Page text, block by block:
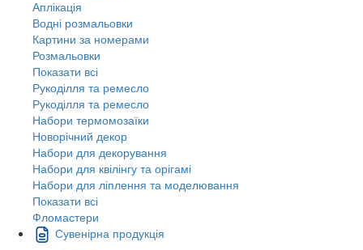
Аплікація
Водні розмальовки
Картини за номерами
Розмальовки
Показати всі
Рукоділля та ремесло
Рукоділля та ремесло
Набори термомозаїки
Новорічний декор
Набори для декорування
Набори для квілінгу та орігамі
Набори для ліплення та моделювання
Показати всі
Фломастери
Сувенірна продукція